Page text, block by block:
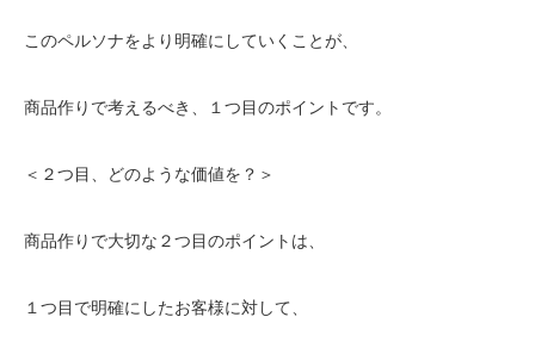
このペルソナをより明確にしていくことが、
商品作りで考えるべき、１つ目のポイントです。
＜２つ目、どのような価値を？＞
商品作りで大切な２つ目のポイントは、
１つ目で明確にしたお客様に対して、